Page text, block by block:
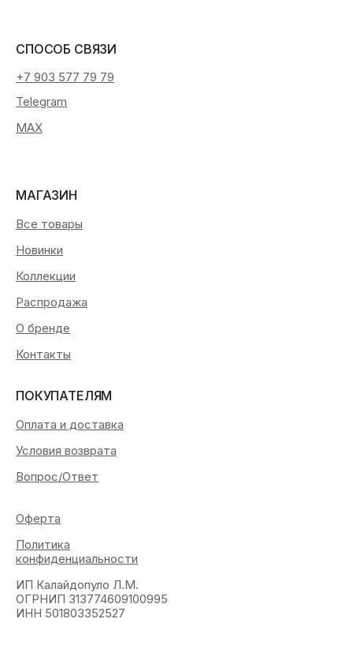
Все товары
Новинки
О бренде
Контакты
Коллекции
Распродажа
+7 903 577 79 79
СПОСОБ СВЯЗИ
Оплата и доставка
ПОКУПАТЕЛЯМ
Вопрос/Ответ
Условия возврата
Telegram
MAX
МАГАЗИН
Политика
конфиденциальности
Оферта
ИП Калайдопуло Л.М.
ОГРНИП 313774609100995
ИНН 501803352527